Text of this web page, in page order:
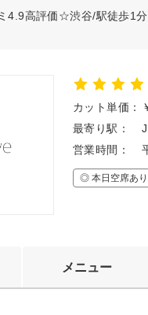
4.9高評価☆渋谷/駅徒歩1
カット単価：
最寄り駅：
営業時間：
◎ 本日空席あり
メニュー